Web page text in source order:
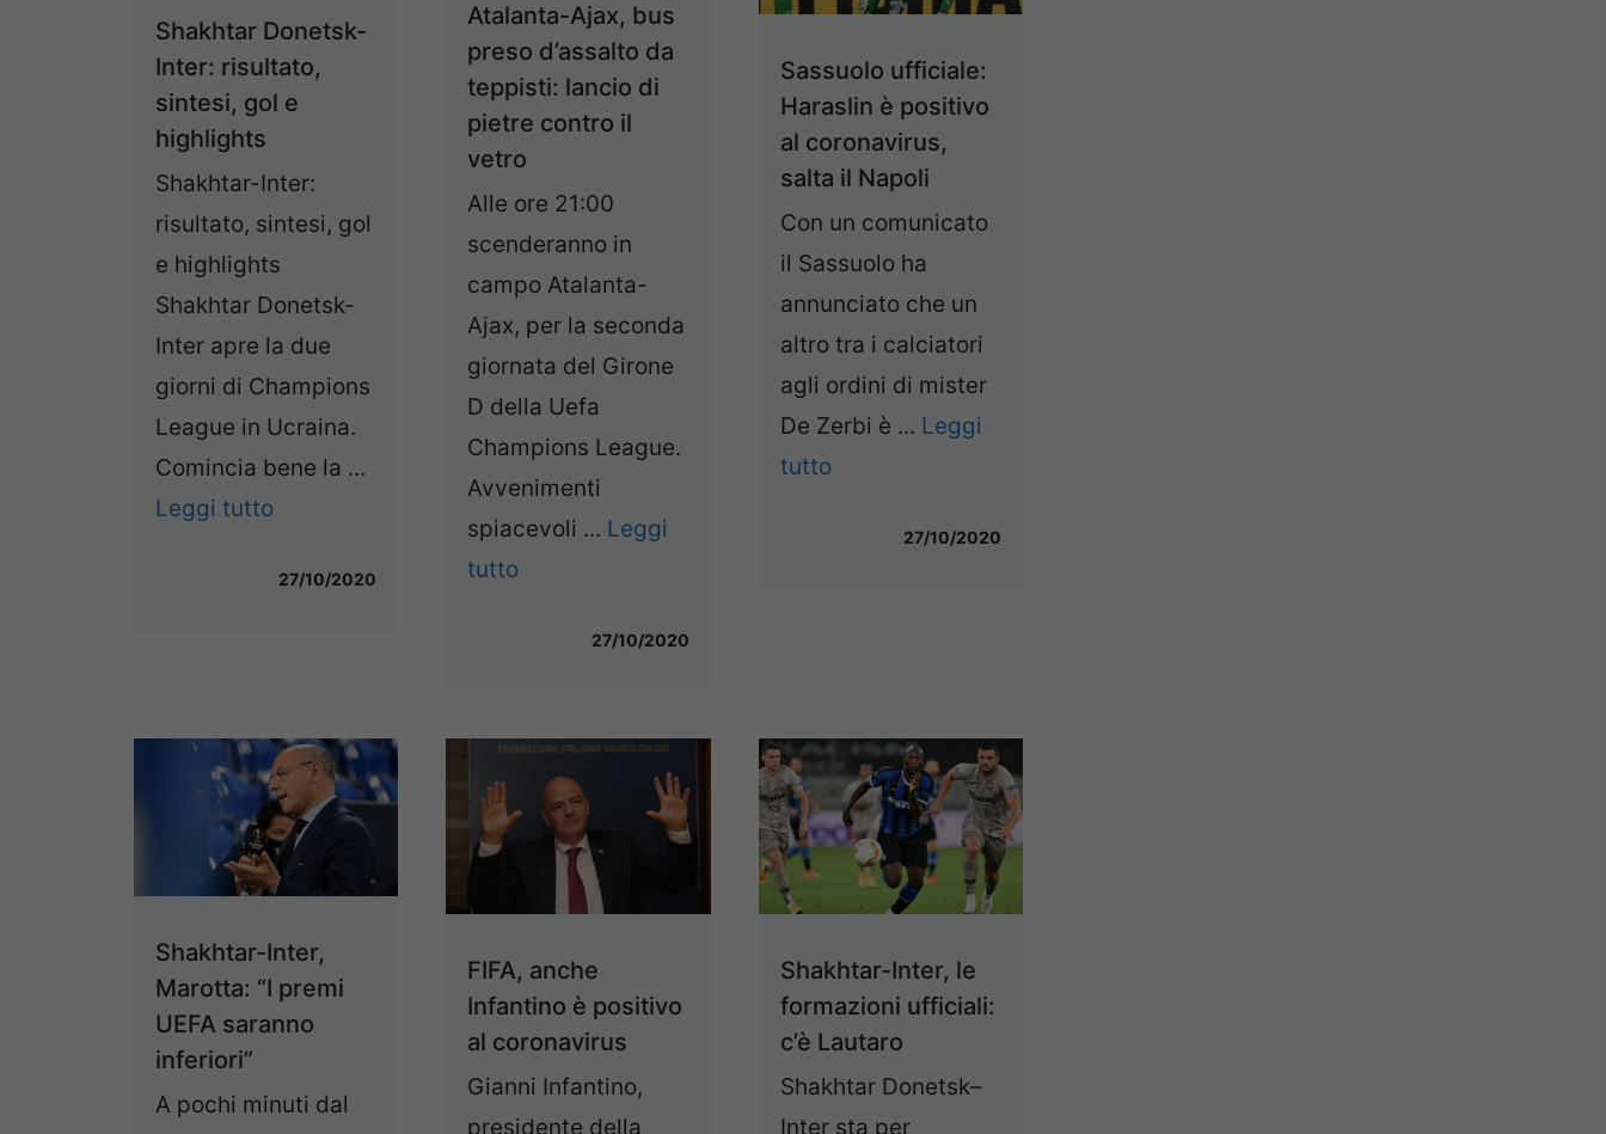
Shakhtar Donetsk-
Inter: risultato,
sintesi, gol e
highlights
Shakhtar-Inter:
risultato, sintesi, gol
e highlights
Shakhtar Donetsk-
Inter apre la due
giorni di Champions
League in Ucraina.
Comincia bene la ...
Leggi tutto
27/10/2020
Atalanta-Ajax, bus
preso d’assalto da
teppisti: lancio di
pietre contro il
vetro
Alle ore 21:00
scenderanno in
campo Atalanta-
Ajax, per la seconda
giornata del Girone
D della Uefa
Champions League.
Avvenimenti
spiacevoli ... Leggi
tutto
27/10/2020
Sassuolo ufficiale:
Haraslin è positivo
al coronavirus,
salta il Napoli
Con un comunicato
il Sassuolo ha
annunciato che un
altro tra i calciatori
agli ordini di mister
De Zerbi è ... Leggi
tutto
27/10/2020
Shakhtar-Inter,
Marotta: “I premi
UEFA saranno
inferiori”
A pochi minuti dal
FIFA, anche
Infantino è positivo
al coronavirus
Gianni Infantino,
presidente della
Shakhtar-Inter, le
formazioni ufficiali:
c’è Lautaro
Shakhtar Donetsk–
Inter sta per